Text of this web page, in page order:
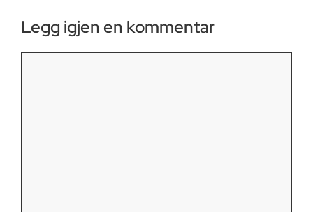
Legg igjen en kommentar